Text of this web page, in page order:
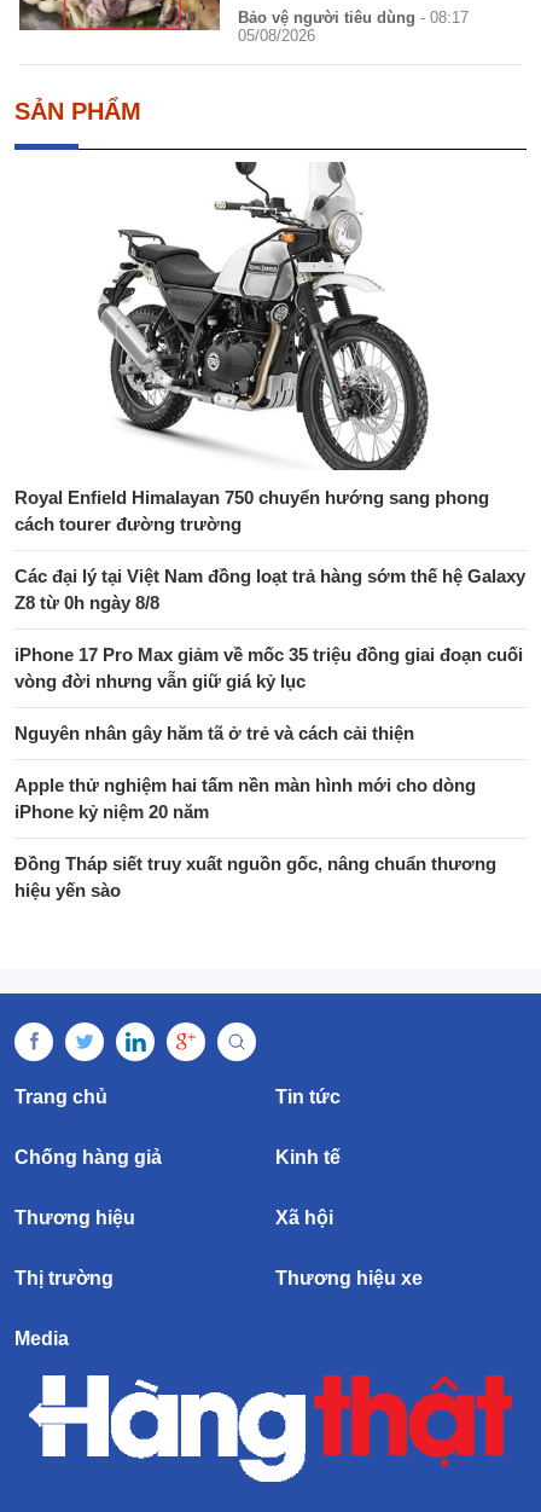
Bảo vệ người tiêu dùng - 08:17
05/08/2026
SẢN PHẨM
Royal Enfield Himalayan 750 chuyển hướng sang phong
cách tourer đường trường
Các đại lý tại Việt Nam đồng loạt trả hàng sớm thế hệ Galaxy
Z8 từ 0h ngày 8/8
iPhone 17 Pro Max giảm về mốc 35 triệu đồng giai đoạn cuối
vòng đời nhưng vẫn giữ giá kỷ lục
Nguyên nhân gây hăm tã ở trẻ và cách cải thiện
Apple thử nghiệm hai tấm nền màn hình mới cho dòng
iPhone kỷ niệm 20 năm
Đồng Tháp siết truy xuất nguồn gốc, nâng chuẩn thương
hiệu yến sào
Trang chủ Tin tức
Chống hàng giả Kinh tế
Thương hiệu Xã hội
Thị trường Thương hiệu xe
Media